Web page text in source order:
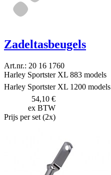
Zadeltasbeugels
Art.nr.: 20 16 1760
Harley Sportster XL 883 models
Harley Sportster XL 1200 models
54,10 €
ex BTW
Prijs per set (2x)